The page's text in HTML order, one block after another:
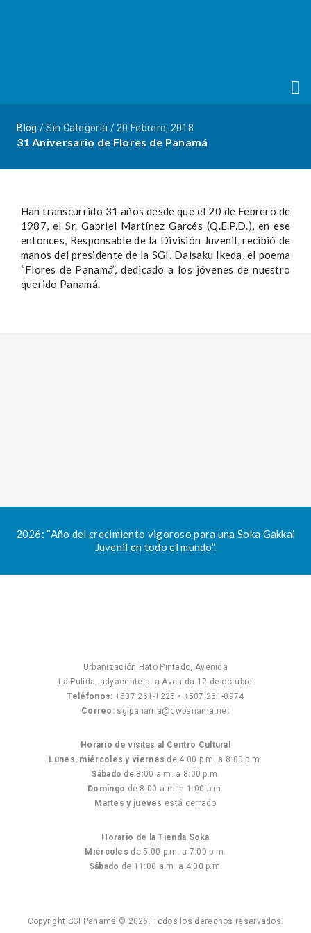
Blog / Sin Categoría / 20 Febrero, 2018
31 Aniversario de Flores de Panamá
Han transcurrido 31 años desde que el 20 de Febrero de
1987, el Sr. Gabriel Martínez Garcés (Q.E.P.D.), en ese
entonces, Responsable de la División Juvenil, recibió de
manos del presidente de la SGI, Daisaku Ikeda, el poema
“Flores de Panamá”, dedicado a los jóvenes de nuestro
querido Panamá.
2026: “Año del crecimiento vigoroso para una Soka Gakkai
Juvenil en todo el mundo”.
Urbanización Hato Pintado, Avenida
La Pulida, adyacente a la Avenida 12 de octubre
Teléfonos: +507 261-1225 • +507 261-0974
Correo: sgipanama@cwpanama.net
Horario de visitas al Centro Cultural
Lunes, miércoles y viernes de 4:00 p.m. a 8:00 p.m.
Sábado de 8:00 a.m. a 8:00 p.m.
Domingo de 8:00 a.m. a 1:00 p.m.
Martes y jueves está cerrado
Horario de la Tienda Soka
Miércoles de 5:00 p.m. a 7:00 p.m.
Sábado de 11:00 a.m. a 4:00 p.m.
Copyright SGI Panamá © 2026. Todos los derechos reservados.